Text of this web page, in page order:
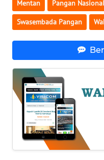
Mentan Pangan
Swasembada Pangan
WN
BABEL
SUMBAR
WN
SUMSEL
WN
BENGKULU